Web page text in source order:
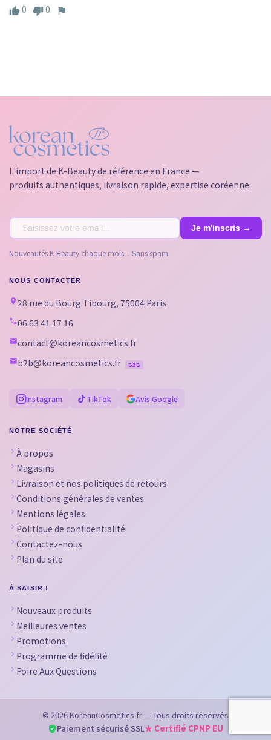
0
0
L'import de K-Beauty de référence en France —
produits authentiques, livraison rapide, expertise coréenne.
Nouveautés K-Beauty chaque mois · Sans spam
NOUS CONTACTER
28 rue du Bourg Tibourg, 75004 Paris
06 63 41 17 16
contact@koreancosmetics.fr
b2b@koreancosmetics.fr
B2B
Instagram TikTok Avis Google
NOTRE SOCIÉTÉ
À propos
Magasins
Livraison et nos politiques de retours
Conditions générales de ventes
Mentions légales
Politique de confidentialité
Contactez-nous
Plan du site
À SAISIR !
Nouveaux produits
Meilleures ventes
Promotions
Programme de fidélité
Foire Aux Questions
© 2026 KoreanCosmetics.fr — Tous droits réservés
Paiement sécurisé SSL★ Certifié CPNP EU